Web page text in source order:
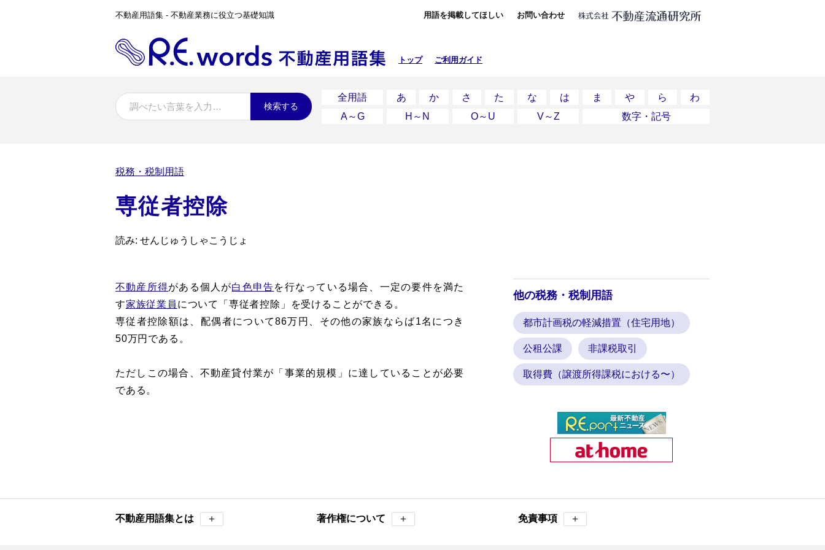
不動産用語集 - 不動産業務に役立つ基礎知識 用語を掲載してほしい お問い合わせ
トップ ご利用ガイド
検索する
全用語 あ か さ た な は ま や ら
わ
A～G
H～N O～U V～Z 数字・記号
税務・税制用語
専従者控除
読み: せんじゅうしゃこうじょ
不動産所得がある個人が白色申告を行なっている場合、一定の要件を満た
す家族従業員 について「専従者控除」を受けることができる。
専従者控除額は、配偶者について86万円、その他の家族ならば1名につき
50万円である。
ただしこの場合、不動産貸付業が「事業的規模」に達していることが必要
である。
他の税務・税制用語
都市計画税の軽減措置（住宅用地）
公租公課 非課税取引
取得費（譲渡所得課税における〜）
不動産用語集とは ＋ 著作権について ＋ 免責事項 ＋